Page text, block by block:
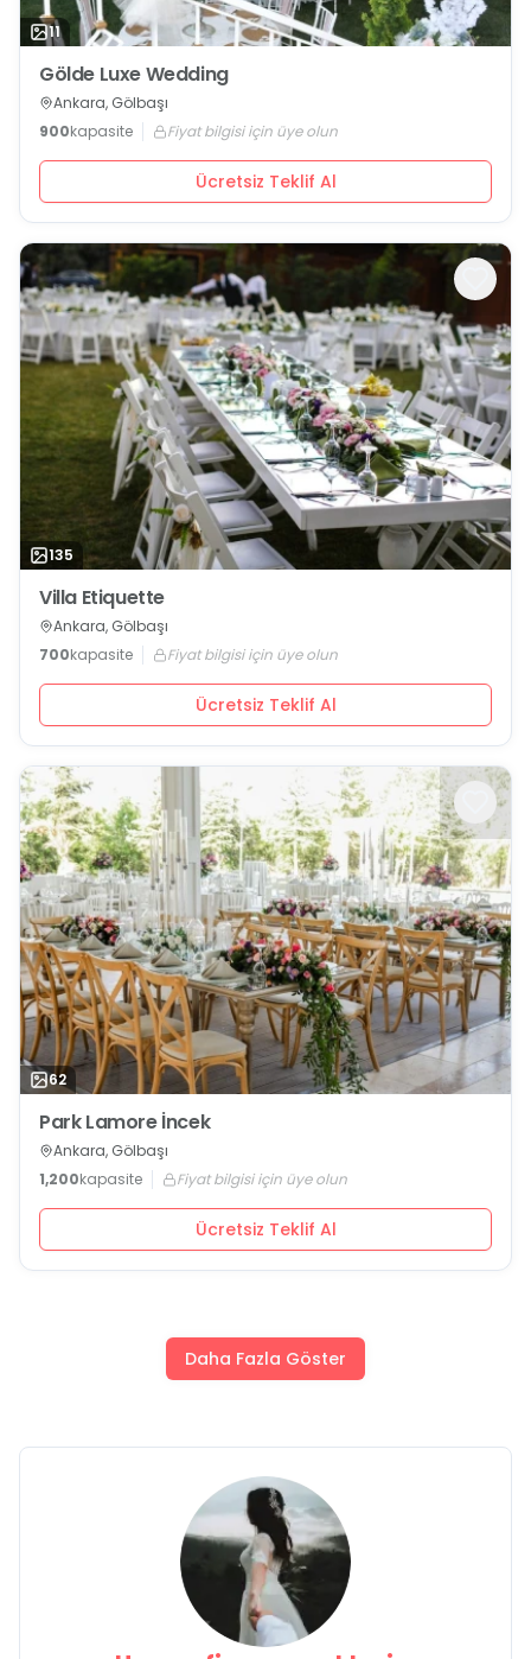
11
Gölde Luxe Wedding
Ankara, Gölbaşı
900kapasite Fiyat bilgisi için üye olun
Ücretsiz Teklif Al
135
Villa Etiquette
Ankara, Gölbaşı
700kapasite Fiyat bilgisi için üye olun
Ücretsiz Teklif Al
62
Park Lamore İncek
Ankara, Gölbaşı
1,200kapasite Fiyat bilgisi için üye olun
Ücretsiz Teklif Al
Daha Fazla Göster